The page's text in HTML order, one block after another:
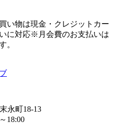
い物は現金・クレジットカー
に対応※月会費のお支払いは
。
永町18‐13
18:00